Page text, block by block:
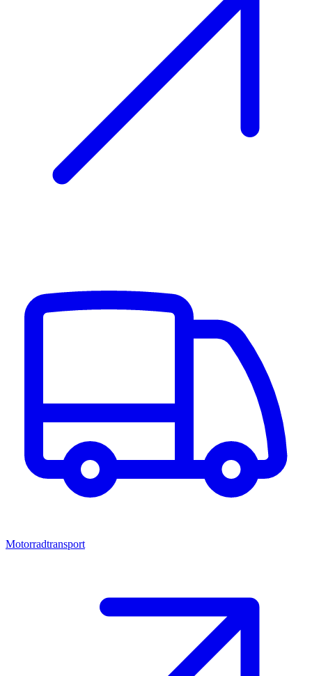
Motorradtransport